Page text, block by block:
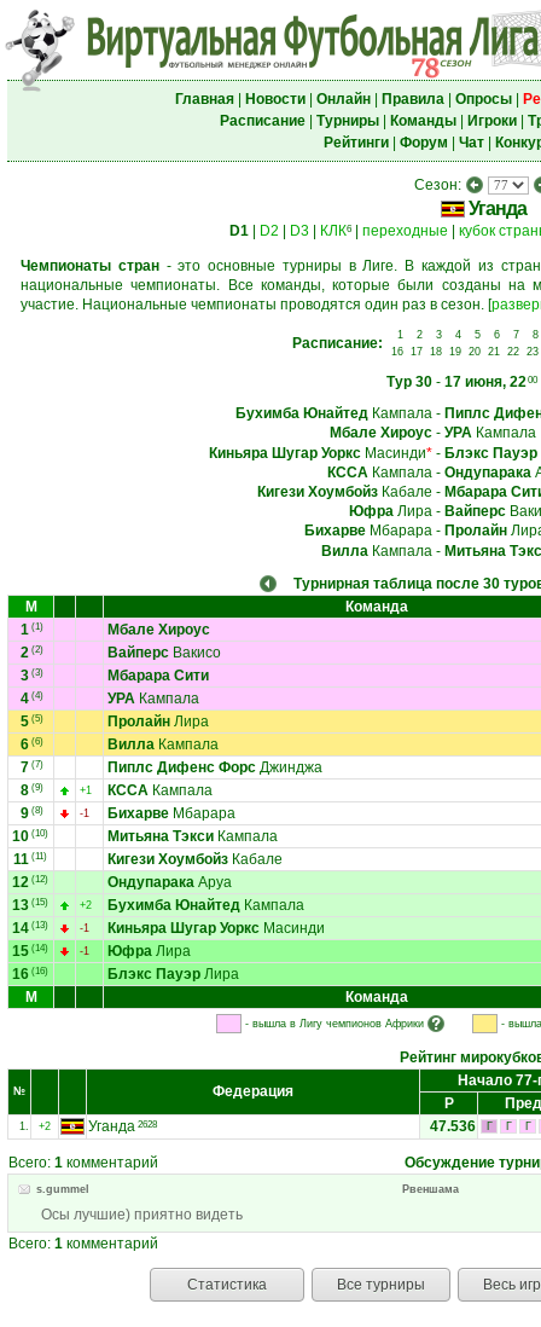
Главная| Новости| Онлайн| Правила| Опросы|
Расписание| Турниры| Команды| Игроки|
Рейтинги| Форум Чат|
Сезон:
Уганда
D1 D2 D3 КЛК6 переходные кубок
Чемпионаты стран- это основные турниры в Лиге. В каждой из
национальные чемпионаты. Все команды, которые были созданы на
участие. Национальные чемпионаты проводятся один раз в сезон. [
Расписание: 1 2 3 4 5 6 7
8
16
17 18 19 20 21 22 23
Тур 30- 17 июня, 2200
Бухимба ЮнайтедКампала- Пиплс
Мбале Хироус- УРАКампала
Киньяра Шугар УорксМасинди*- Блэкс Пауэр
КССАКампала- Ондупарака
Кигези ХоумбойзКабале - Мбарара
ЮфраЛира- Вайперс
БихарвеМбарара- Пролайн
ВиллаКампала- Митьяна
Турнирная таблица после 30
М
Команда
1 (1)
Мбале Хироус
2 (2) Вайперс Вакисо
3 (3)
Мбарара Сити
4 (4) УРА Кампала
5 (5) Пролайн Лира
6 (6) Вилла Кампала
7 (7) Пиплс Дифенс Форс Джинджа
8 (9) +1 КССА Кампала
9 (8) -1 Бихарве Мбарара
10 (10) Митьяна Тэкси Кампала
11 (11) Кигези Хоумбойз Кабале
12 (12) Ондупарака Аруа
13 (15) +2 Бухимба Юнайтед Кампала
14 (13) -1 Киньяра Шугар Уоркс Масинди
15 (14) -1 Юфра Лира
16 (16) Блэкс Пауэр Лира
М
Команда
- вышла в Лигу чемпионов Африки -
Рейтинг
№ Федерация
Начало 77-
Р
1. +2 Уганда 2628 47.536 Г Г Г
Всего: 1 комментарий Обсуждение
s.gummel Рвеншама
Осы лучшие) приятно видеть
Всего: 1 комментарий
Статистика Все турниры Весь